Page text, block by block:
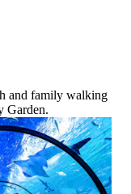
and family walking
Garden.